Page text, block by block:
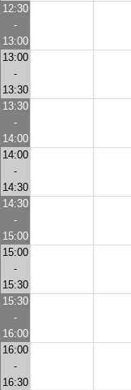
12:30
-
13:00
13:00
-
13:30
13:30
-
14:00
14:00
-
14:30
14:30
-
15:00
15:00
-
15:30
15:30
-
16:00
16:00
-
16:30